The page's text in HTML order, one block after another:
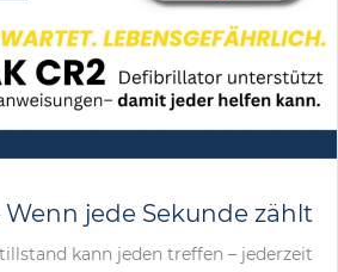
Wenn jede Sekunde zählt
kann jeden treffen – jederzeit